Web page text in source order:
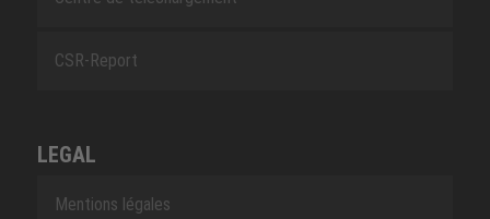
CSR-Report
LEGAL
Mentions légales